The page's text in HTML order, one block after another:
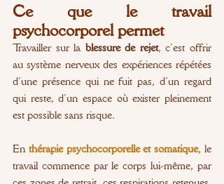
Ce que le travail
psychocorporel permet
Travailler sur la blessure de rejet, c’est offrir
au système nerveux des expériences répétées
d’une présence qui ne fuit pas, d’un regard
qui reste, d’un espace où exister pleinement
est possible sans risque.
En thérapie psychocorporelle et somatique, le
travail commence par le corps lui-même, par